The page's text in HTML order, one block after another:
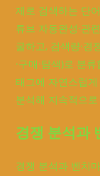
제로 검색하는 단
튜브 자동완성·관
굴하고, 검색량·경
·구매·탐색)로 분
태그에 자연스럽
분석해 지속적으
경쟁 분석과
경쟁 분석과 벤치